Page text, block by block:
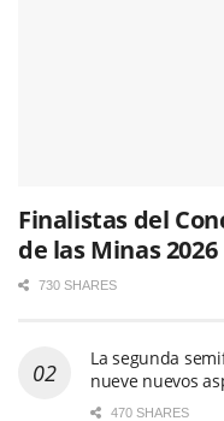
Finalistas del
de las Minas 2026
730 SHARES
La segunda
nueve nuevos
470 SHARES